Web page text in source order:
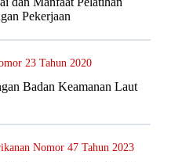
Pekerjaan
23 Tahun 2020
Badan Keamanan Laut
Nomor 47 Tahun 2023